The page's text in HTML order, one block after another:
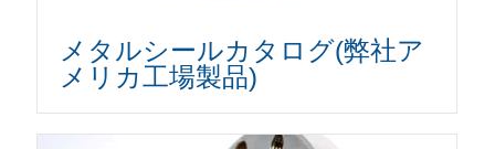
メタルシールカタログ(弊社ア
メリカ工場製品)